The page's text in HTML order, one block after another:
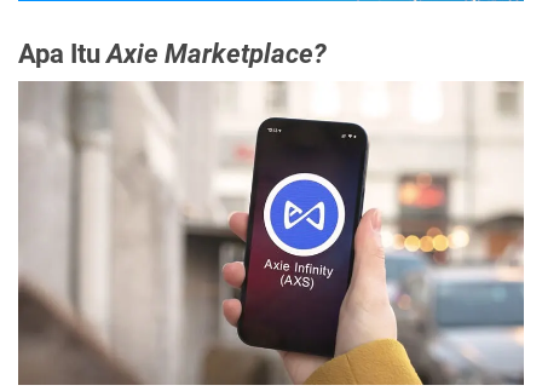
Apa ItuAxie Marketplace?